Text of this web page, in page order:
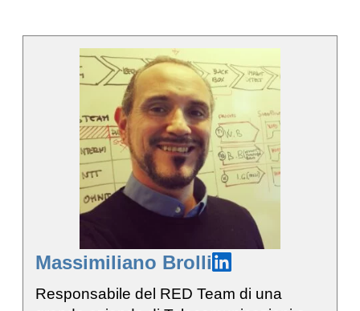
Massimiliano Brolli
Responsabile del RED Team di una